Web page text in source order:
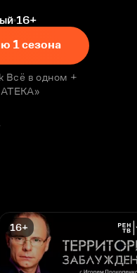
16+
1 сезона
Всё в одном +
16+